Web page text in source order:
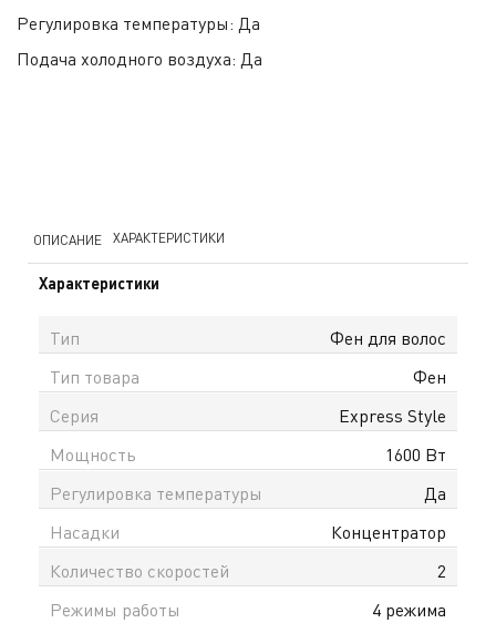
Регулировка температуры: Да
Подача холодного воздуха: Да
ОПИСАНИЕ ХАРАКТЕРИСТИКИ
Характеристики
Тип
Фен для волос
Тип товара
Фен
Серия
Express Style
Мощность
1600 Вт
Регулировка температуры
Да
Насадки
Концентратор
Количество скоростей
2
Режимы работы
4 режима